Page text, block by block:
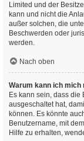
Limited und der
kann und nicht die
außer solchen, die
Beschwerden oder
werden.
Nach oben
Warum kann ich
Es kann sein, dass
ausgeschaltet hat,
können. Es könnte
Benutzername, mit
Hilfe zu erhalten,